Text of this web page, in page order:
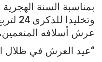
عرش أسلافه
“عيد العرش في ظلال